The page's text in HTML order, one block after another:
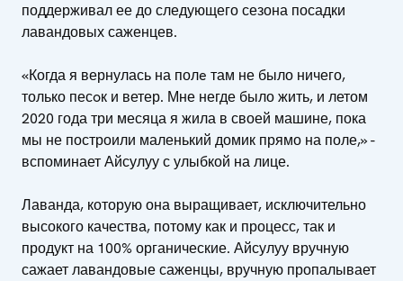
поддерживал ее до следующего сезона посадки
лавандовых саженцев.
«Когда я вернулась на полe там не было ничего,
только песoк и ветер. Мне негде было жить, и летом
2020 года три месяца я жила в своей машине, пока
мы не построили маленький домик прямо на поле,» -
вспоминает Айсулуу с улыбкой на лице.
Лаванда, которую она выращивает, исключительно
высокого качества, потому как и процесс, так и
продукт на 100% органические. Айсулуу вручную
сажает лавандовые саженцы, вручную пропалывает